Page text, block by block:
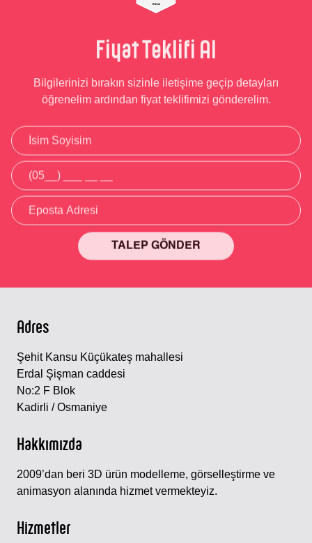
Fiyat Teklifi Al
Bilgilerinizi bırakın sizinle iletişime geçip detayları
öğrenelim ardından fiyat teklifimizi gönderelim.
TALEP GÖNDER
Adres
Şehit Kansu Küçükateş mahallesi
Erdal Şişman caddesi
No:2 F Blok
Kadirli / Osmaniye
Hakkımızda
2009’dan beri 3D ürün modelleme, görselleştirme ve
animasyon alanında hizmet vermekteyiz.
Hizmetler